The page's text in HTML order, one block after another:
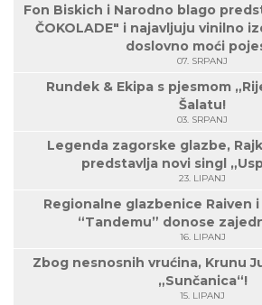
Fon Biskich i Narodno blago
ČOKOLADE" i najavljuju vinilno
doslovno moći
07. SRPANJ
Rundek & Ekipa s pjesmom
Šalatu!
03. SRPANJ
Legenda zagorske glazbe,
predstavlja novi singl
23. LIPANJ
Regionalne glazbenice Raiven i
“Tandemu” donose
16. LIPANJ
Zbog nesnosnih vrućina, Krunu
„Sunčanica“!
15. LIPANJ